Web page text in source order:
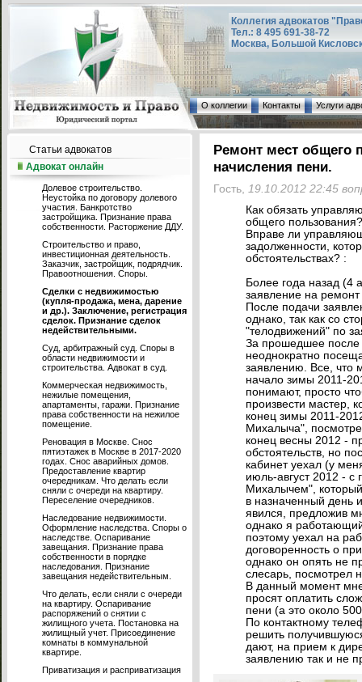
Коллегия адвокатов
Тел.: 8 495 691-38-72
Москва, Большой
О коллегии Контакты Услуги
Статьи адвокатов
Адвокат онлайн
Долевое строительство.
Неустойка по договору долевого
участия. Банкротство
застройщика. Признание права
собственности. Расторжение ДДУ.
Строительство и право,
инвестиционная деятельность.
Заказчик, застройщик, подрядчик.
Правоотношения. Споры.
Сделки с недвижимостью
(купля-продажа, мена, дарение
и др.). Заключение, регистрация
сделок. Признание сделок
недействительными.
Суд, арбитражный суд. Споры в
области недвижимости и
строительства. Адвокат в суд.
Коммерческая недвижимость,
нежилые помещения,
апартаменты, гаражи. Признание
права собственности на нежилое
помещение.
Реновация в Москве. Снос
пятиэтажек в Москве в 2017-2020
годах. Снос аварийных домов.
Предоставление квартир
очередникам. Что делать если
сняли с очереди на квартиру.
Переселение очередников.
Наследование недвижимости.
Оформление наследства. Споры о
наследстве. Оспаривание
завещания. Признание права
собственности в порядке
наследования. Признание
завещания недействительным.
Что делать, если сняли с очереди
на квартиру. Оспаривание
распоряжений о снятии с
жилищного учета. Постановка на
жилищный учет. Присоединение
комнаты в коммунальной
квартире.
Приватизация и расприватизация
Ремонт мест общего
начисления пени.
Гость, 19.10.2012 22:45
Как обязать
общего пользования?
Вправе ли
задолженности,
обстоятельствах? :
Более года назад (4
заявление на
После подачи
однако, так как со
"телодвижений" по
За прошедшее после
неоднократно
заявлению. Все, что
начало зимы 2011-
понимают, просто
произвести мастер,
конец зимы 2011-
Михалыча",
конец весны 2012 -
обстоятельств, но
кабинет уехал (у
июль-август 2012 - с
Михалычем",
в назначенный день
явился, предложив
однако я
поэтому уехал на
договоренность о
однако он опять не
слесарь, посмотрел
В данный момент
просят оплатить
пени (а это около
По контактному
решить
дают, на прием к
заявлению так и не